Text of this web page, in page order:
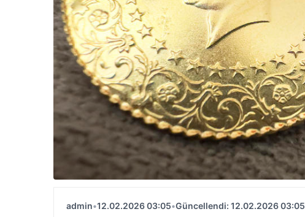
admin•12.02.2026 03:05•Güncellendi: 12.02.2026 03:05